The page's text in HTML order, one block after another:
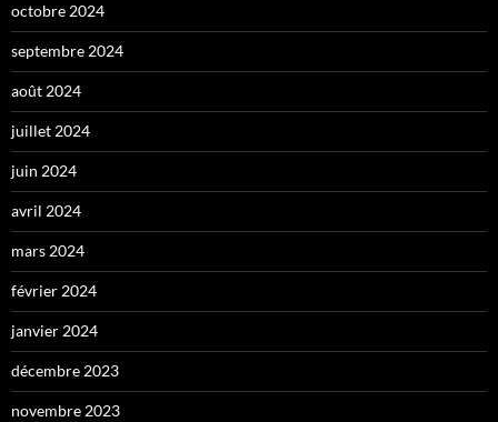
octobre 2024
septembre 2024
août 2024
juillet 2024
juin 2024
avril 2024
mars 2024
février 2024
janvier 2024
décembre 2023
novembre 2023